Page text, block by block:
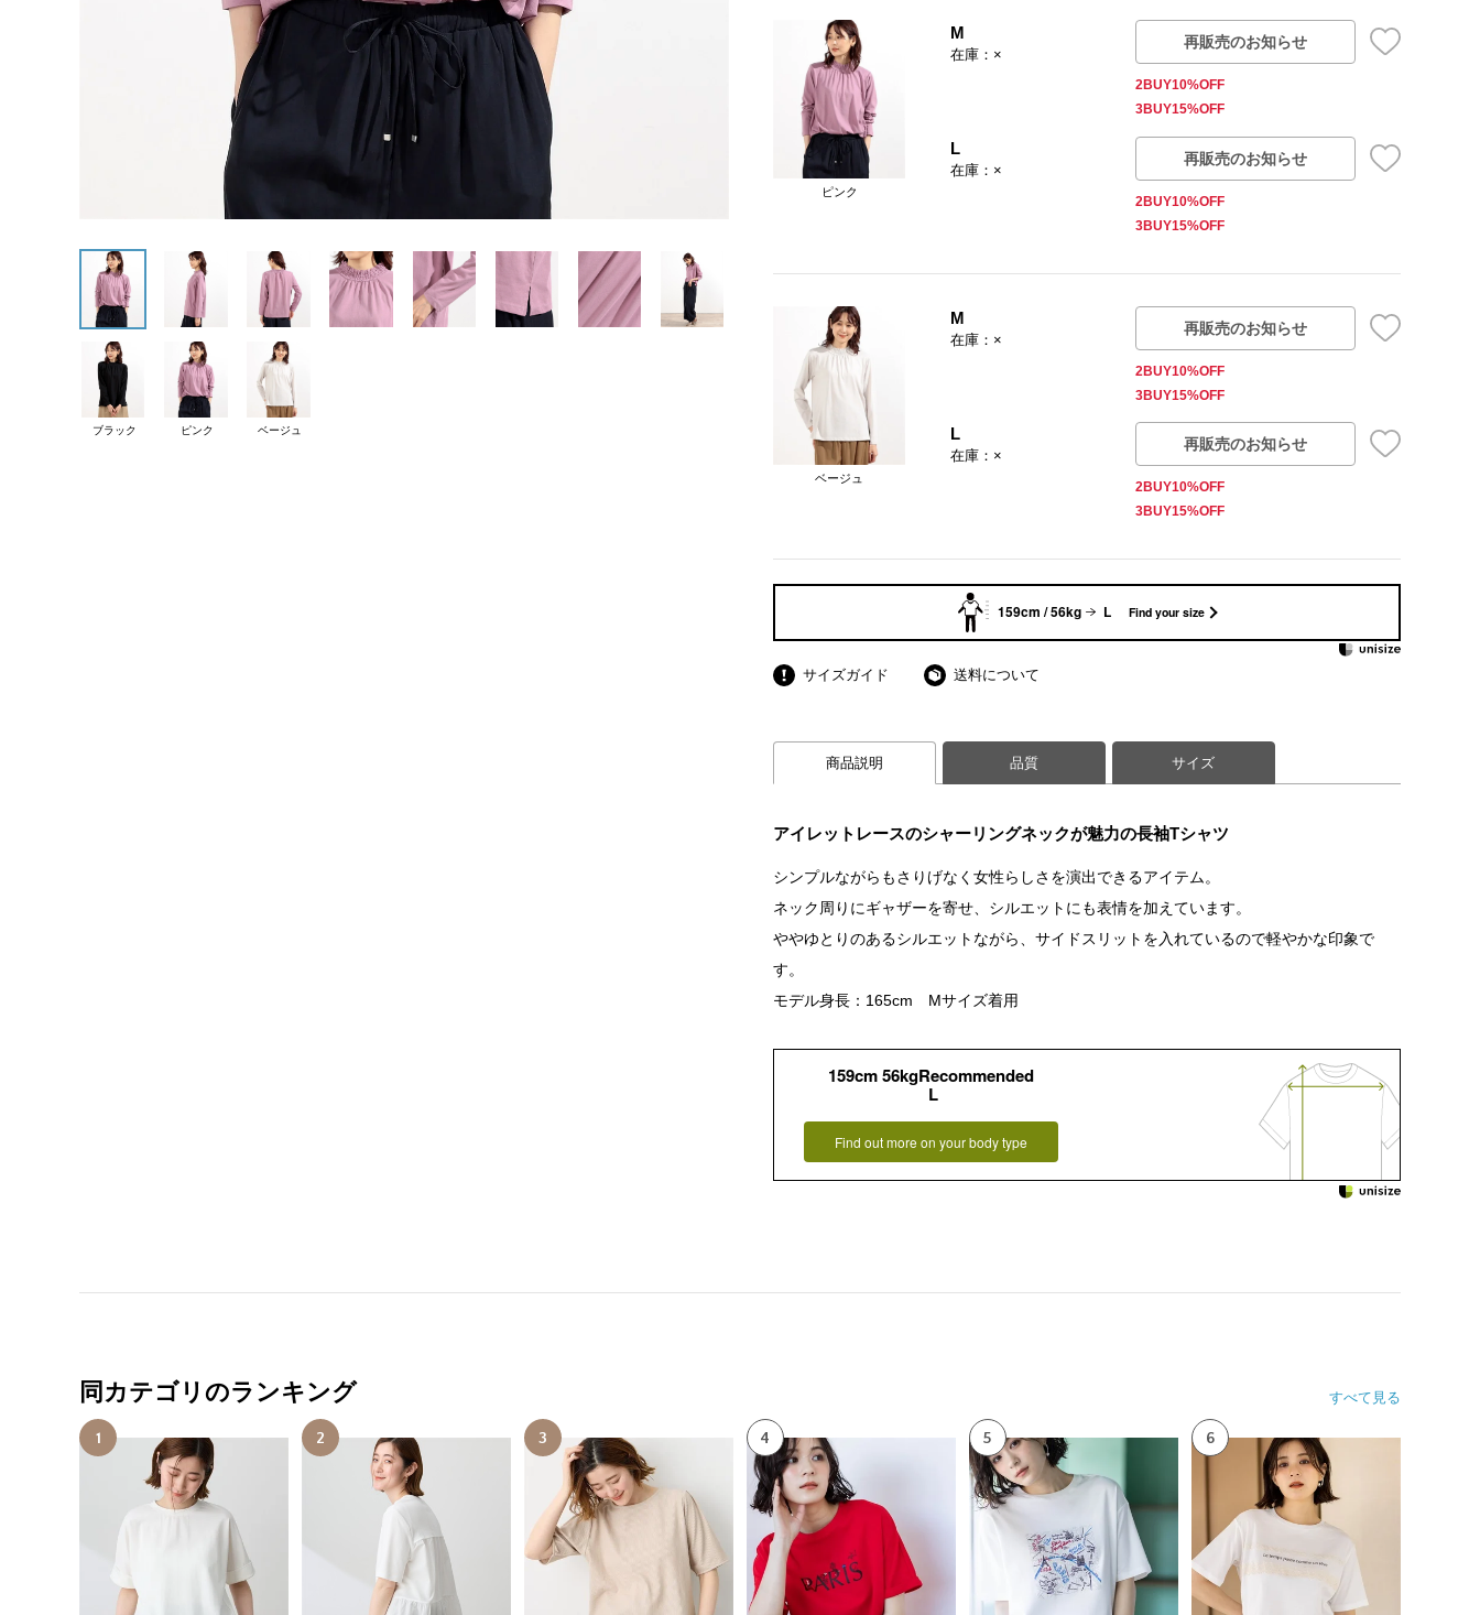
ブラック ピンク ベージュ
ピンク
M
在庫：×
再販売のお知らせ
2BUY10%OFF
3BUY15%OFF
L
在庫：×
再販売のお知らせ
2BUY10%OFF
3BUY15%OFF
ベージュ
M
在庫：×
再販売のお知らせ
2BUY10%OFF
3BUY15%OFF
L
在庫：×
再販売のお知らせ
2BUY10%OFF
3BUY15%OFF
159cm / 56kg L Find your size
サイズガイド 送料について
商品説明 品質 サイズ
アイレットレースのシャーリングネックが魅力の長袖Tシャツ
シンプルながらもさりげなく女性らしさを演出できるアイテム。
ネック周りにギャザーを寄せ、シルエットにも表情を加えています。
ややゆとりのあるシルエットながら、サイドスリットを入れているので軽やかな印象で
す。
モデル身長：165cm Mサイズ着用
159cm 56kgRecommended
L
Find out more on your body type
同カテゴリのランキング すべて見る
1 2 3 4 5 6